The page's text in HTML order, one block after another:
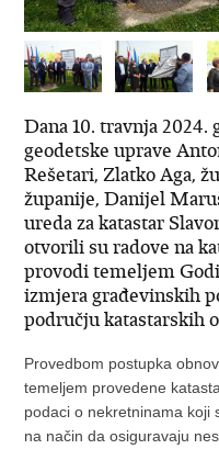
Dana 10. travnja
geodetske uprave
Rešetari, Zlatko Aga,
županije, Danijel
ureda za katastar
otvorili su radove na
provodi temeljem
izmjera građevinskih
području katastarskih
Provedbom postupka
temeljem provedene
podaci o nekretninama koji
na način da osiguravaju